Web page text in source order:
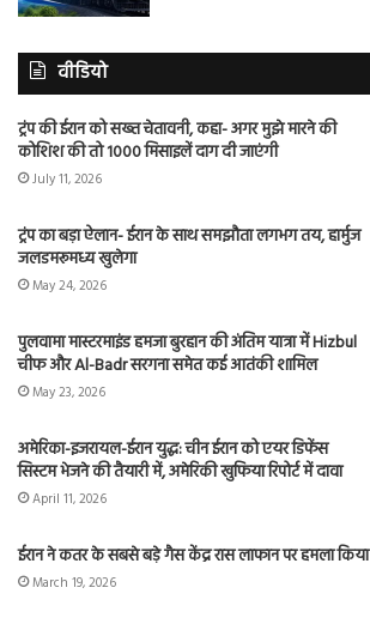
वीडियो
ट्रंप की ईरान को सख्त चेतावनी, कहा- अगर मुझे मारने की
कोशिश की तो 1000 मिसाइलें दाग दी जाएंगी
July 11, 2026
ट्रंप का बड़ा ऐलान- ईरान के साथ समझौता लगभग तय, हार्मुज
जलडमरूमध्य खुलेगा
May 24, 2026
पुलवामा मास्टरमाइंड हमजा बुरहान की अंतिम यात्रा में Hizbul
चीफ और Al-Badr सरगना समेत कई आतंकी शामिल
May 23, 2026
अमेरिका-इजरायल-ईरान युद्ध: चीन ईरान को एयर डिफेंस
सिस्टम भेजने की तैयारी में, अमेरिकी खुफिया रिपोर्ट में दावा
April 11, 2026
ईरान ने कतर के सबसे बड़े गैस केंद्र रास लाफान पर हमला किया
March 19, 2026